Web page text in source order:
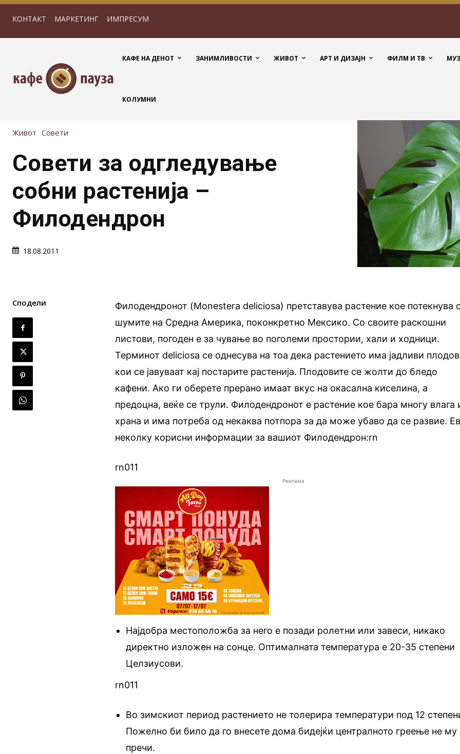
КОНТАКТ МАРКЕТИНГ ИМПРЕСУМ
КАФЕ НА ДЕНОТ ЗАНИМЛИВОСТИ ЖИВОТ АРТ И ДИЗАЈН ФИЛМ И ТВ
КОЛУМНИ
Живот Совети
Совети за одгледување
собни растенија –
Филодендрон
18.08.2011
Сподели
Филодендронот (Monestera deliciosa) претставува растение кое потекнува
шумите на Средна Америка, поконкретно Мексико. Со своите раскошни
листови, погоден е за чување во поголеми простории, хали и ходници.
Терминот deliciosa се однесува на тоа дека растението има јадливи
кои се јавуваат кај постарите растенија. Плодовите се жолти до бледо
кафени. Ако ги оберете прерано имаат вкус на окасална киселина, а
предоцна, веќе се трули. Филодендронот е растение кое бара многу влага
храна и има потреба од некаква потпора за да може убаво да се развие.
неколку корисни информации за вашиот Филодендрон:rn
rn011
Реклама
Најдобра местоположба за него е позади ролетни или завеси, никако
директно изложен на сонце. Оптималната температура е 20-35 степени
Целзиусови.
rn011
Во зимскиот период растението не толерира температури под 12
Пожелно би било да го внесете дома бидејќи централното греење не му
пречи.